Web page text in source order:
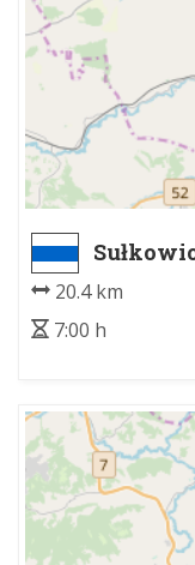
20.4 km
7:00 h